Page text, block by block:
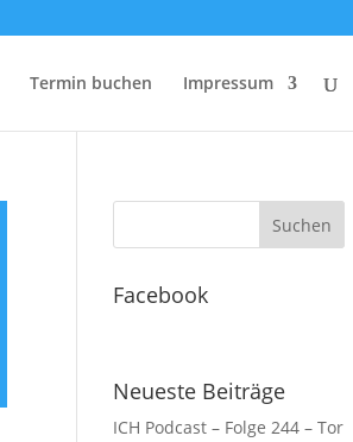
Termin buchen Impressum
Facebook
Neueste Beiträge
ICH Podcast – Folge 244 – Tor